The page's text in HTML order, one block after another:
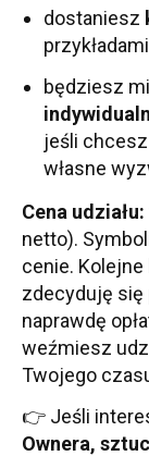
dostaniesz
będziesz
jeśli
własne
Cena udziału:
netto).
cenie.
zdecyduję się
naprawdę
weźmiesz
Twojego
👉 Jeśli
Ownera,